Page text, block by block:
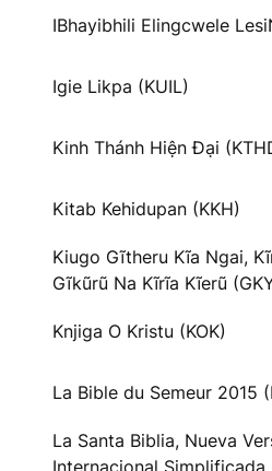
IBhayibhili Elingcwele
Igie Likpa (KUIL)
Kinh Thánh Hiện Đại
Kitab Kehidupan (KKH)
Kiugo Gĩtheru Kĩa Ngai,
Gĩkũrũ Na Kĩrĩa Kĩerũ
Knjiga O Kristu (KOK)
La Bible du Semeur 2015
La Santa Biblia, Nueva
Internacional Simplificada